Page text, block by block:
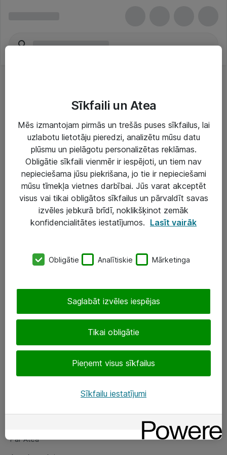
Risinājumi & Pakalpojumi
IT serviss un atbalsts
IT infrastruktūra
Darba vietu IT risinājumi
Serveri un datu centri
SIA „ATEA”
eShop@atea.lv
Sekojiet mums
Par Atea
Par Atea
Sīkfaili un Atea
Mēs izmantojam pirmās un trešās puses sīkfailus, lai
uzlabotu lietotāju pieredzi, analizētu mūsu datu
plūsmu un pielāgotu personalizētas reklāmas.
Obligātie sīkfaili vienmēr ir iespējoti, un tiem nav
nepieciešama jūsu piekrišana, jo tie ir nepieciešami
mūsu tīmekļa vietnes darbībai. Jūs varat akceptēt
visus vai tikai obligātos sīkfailus un pārvaldīt savas
izvēles jebkurā brīdī, noklikšķinot zemāk
konfidencialitātes iestatījumos. Lasīt vairāk
Obligātie Analītiskie Mārketinga
Tikai obligātie
Pieņemt visus sīkfailus
Saglabāt izvēles iespējas
Sīkfailu iestatījumi